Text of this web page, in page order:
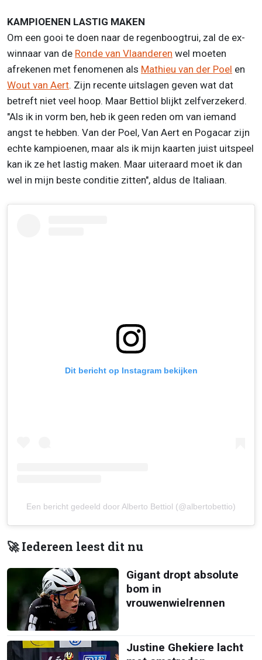
KAMPIOENEN LASTIG MAKEN
Om een gooi te doen naar de regenboogtrui, zal de ex-
winnaar van de Ronde van Vlaanderen wel moeten
afrekenen met fenomenen als Mathieu van der Poel en
Wout van Aert. Zijn recente uitslagen geven wat dat
betreft niet veel hoop. Maar Bettiol blijkt zelfverzekerd.
"Als ik in vorm ben, heb ik geen reden om van iemand
angst te hebben. Van der Poel, Van Aert en Pogacar zijn
echte kampioenen, maar als ik mijn kaarten juist uitspeel
kan ik ze het lastig maken. Maar uiteraard moet ik dan
wel in mijn beste conditie zitten", aldus de Italiaan.
Dit bericht op Instagram bekijken
Een bericht gedeeld door Alberto Bettiol (@albertobettio)
🚀 Iedereen leest dit nu
Gigant dropt absolute
bom in
vrouwenwielrennen
Justine Ghekiere lacht